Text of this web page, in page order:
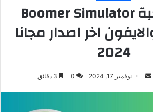
تحميل لعبة Boomer Simulator
اخر اصدار مجانا
2024
أرسل نوفمبر 17, 2024 0